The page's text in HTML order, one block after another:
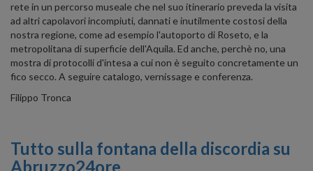
rete in un percorso museale che nel suo itinerario preveda la visita
ad altri capolavori incompiuti, dannati e inutilmente costosi della
nostra regione, come ad esempio l'autoporto di Roseto, e la
metropolitana di superficie dell'Aquila. Ed anche, perchè no, una
mostra di protocolli d'intesa a cui non è seguito concretamente un
fico secco. A seguire catalogo, vernissage e conferenza.
Filippo Tronca
Tutto sulla fontana della discordia su
Abruzzo24ore